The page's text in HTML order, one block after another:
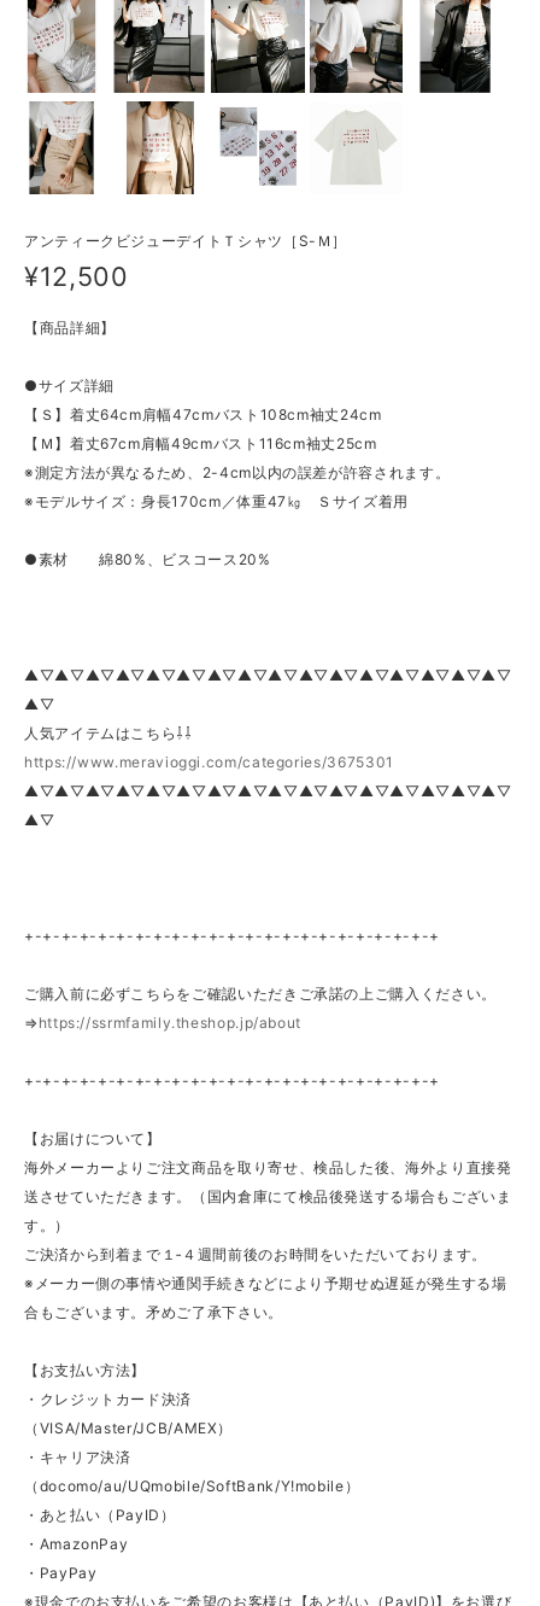
アンティークビジューデイトＴシャツ［S-Ｍ］
¥12,500
【商品詳細】
●サイズ詳細
【Ｓ】着丈64cm肩幅47cmバスト108cm袖丈24cm
【Ｍ】着丈67cm肩幅49cmバスト116cm袖丈25cm
※測定方法が異なるため、2-4cm以内の誤差が許容されます。
※モデルサイズ：身長170cm／体重47㎏ Ｓサイズ着用
●素材 綿80%、ビスコース20%
▲▽▲▽▲▽▲▽▲▽▲▽▲▽▲▽▲▽▲▽▲▽▲▽▲▽▲▽▲▽▲▽
▲▽
人気アイテムはこちら⇩⇩
https://www.meravioggi.com/categories/3675301
▲▽▲▽▲▽▲▽▲▽▲▽▲▽▲▽▲▽▲▽▲▽▲▽▲▽▲▽▲▽▲▽
▲▽
+-+-+-+-+-+-+-+-+-+-+-+-+-+-+-+-+-+-+-+-+-+-+
ご購入前に必ずこちらをご確認いただきご承諾の上ご購入ください。
⇒ https://ssrmfamily.theshop.jp/about
+-+-+-+-+-+-+-+-+-+-+-+-+-+-+-+-+-+-+-+-+-+-+
【お届けについて】
海外メーカーよりご注文商品を取り寄せ、検品した後、海外より直接発
送させていただきます。（国内倉庫にて検品後発送する場合もございま
す。）
ご決済から到着まで１‐４週間前後のお時間をいただいております。
※メーカー側の事情や通関手続きなどにより予期せぬ遅延が発生する場
合もございます。矛めご了承下さい。
【お支払い方法】
・クレジットカード決済
（VISA/Master/JCB/AMEX）
・キャリア決済
（docomo/au/UQmobile/SoftBank/Y!mobile）
・あと払い（PayID）
・AmazonPay
・PayPay
※現金でのお支払いをご希望のお客様は【あと払い（PayID)】をお選び